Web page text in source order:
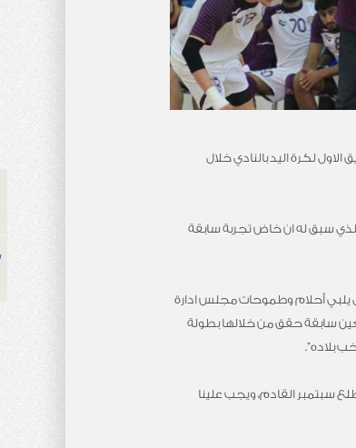
لكرة اليد بالنادي خلال
سبق له ان خاض تجربة سابقة
يلبي أحلام وطموحات مجلس ادارة
سابقة حقق من خلالها بطولة
سبتمبر القادم، ويجب علينا